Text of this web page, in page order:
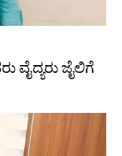
ಜೈಲಿಗೆ